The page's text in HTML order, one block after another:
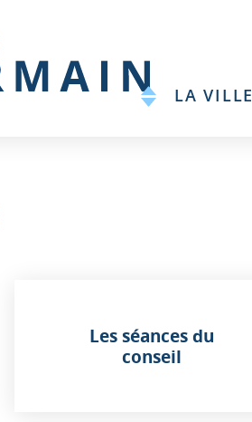
LA VILLE
Les séances du
conseil